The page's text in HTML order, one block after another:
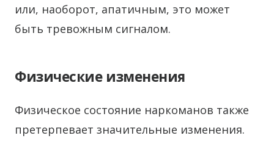
или, наоборот, апатичным, это может
быть тревожным сигналом.
Физические изменения
Физическое состояние наркоманов также
претерпевает значительные изменения.